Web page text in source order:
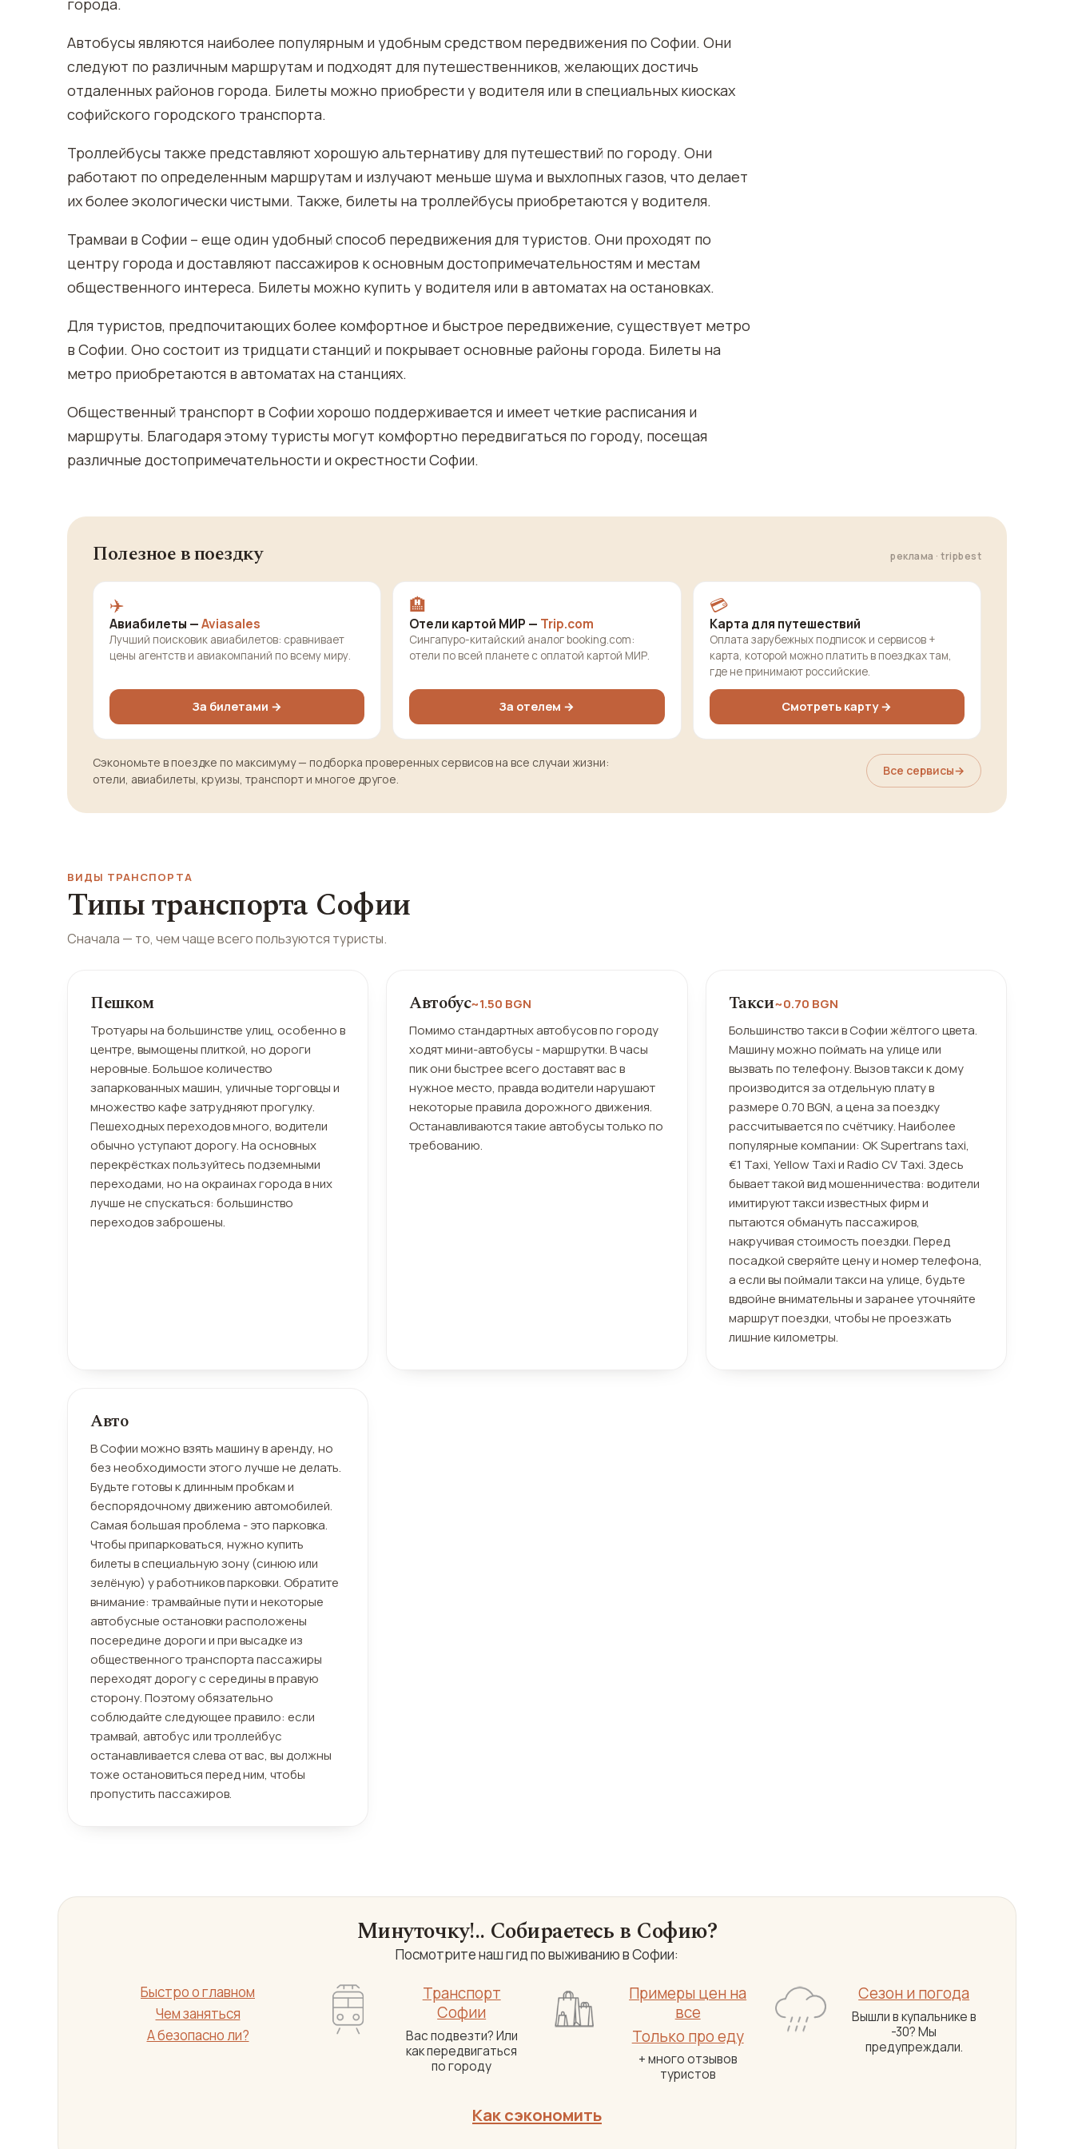
города.
Автобусы являются наиболее популярным и удобным средством передвижения по Софии. Они
следуют по различным маршрутам и подходят для путешественников, желающих достичь
отдаленных районов города. Билеты можно приобрести у водителя или в специальных киосках
софийского городского транспорта.
Троллейбусы также представляют хорошую альтернативу для путешествий по городу. Они
работают по определенным маршрутам и излучают меньше шума и выхлопных газов, что делает
их более экологически чистыми. Также, билеты на троллейбусы приобретаются у водителя.
Трамваи в Софии – еще один удобный способ передвижения для туристов. Они проходят по
центру города и доставляют пассажиров к основным достопримечательностям и местам
общественного интереса. Билеты можно купить у водителя или в автоматах на остановках.
Для туристов, предпочитающих более комфортное и быстрое передвижение, существует метро
в Софии. Оно состоит из тридцати станций и покрывает основные районы города. Билеты на
метро приобретаются в автоматах на станциях.
Общественный транспорт в Софии хорошо поддерживается и имеет четкие расписания и
маршруты. Благодаря этому туристы могут комфортно передвигаться по городу, посещая
различные достопримечательности и окрестности Софии.
Полезное в поездку реклама · tripbest
✈️
Авиабилеты —Aviasales
Лучший поисковик авиабилетов: сравнивает
цены агентств и авиакомпаний по всему миру.
За билетами →
🏨
Отели картой МИР — Trip.com
Сингапуро-китайский аналог booking.com:
отели по всей планете с оплатой картой МИР.
За отелем →
💳
Карта для путешествий
Оплата зарубежных подписок и сервисов +
карта, которой можно платить в поездках там,
где не принимают российские.
Смотреть карту →
Сэкономьте в поездке по максимуму — подборка проверенных сервисов на все случаи жизни:
отели, авиабилеты, круизы, транспорт и многое другое.
Все сервисы→
ВИДЫ ТРАНСПОРТА
Типы транспорта Софии
Сначала — то, чем чаще всего пользуются туристы.
Пешком
Тротуары на большинстве улиц, особенно в
центре, вымощены плиткой, но дороги
неровные. Большое количество
запаркованных машин, уличные торговцы и
множество кафе затрудняют прогулку.
Пешеходных переходов много, водители
обычно уступают дорогу. На основных
перекрёстках пользуйтесь подземными
переходами, но на окраинах города в них
лучше не спускаться: большинство
переходов заброшены.
Автобус~1.50 BGN
Помимо стандартных автобусов по городу
ходят мини-автобусы - маршрутки. В часы
пик они быстрее всего доставят вас в
нужное место, правда водители нарушают
некоторые правила дорожного движения.
Останавливаются такие автобусы только по
требованию.
Такси~0.70 BGN
Большинство такси в Софии жёлтого цвета.
Машину можно поймать на улице или
вызвать по телефону. Вызов такси к дому
производится за отдельную плату в
размере 0.70 BGN, а цена за поездку
рассчитывается по счётчику. Наиболее
популярные компании: OK Supertrans taxi,
€1 Taxi, Yellow Taxi и Radio CV Taxi. Здесь
бывает такой вид мошенничества: водители
имитируют такси известных фирм и
пытаются обмануть пассажиров,
накручивая стоимость поездки. Перед
посадкой сверяйте цену и номер телефона,
а если вы поймали такси на улице, будьте
вдвойне внимательны и заранее уточняйте
маршрут поездки, чтобы не проезжать
лишние километры.
Авто
В Софии можно взять машину в аренду, но
без необходимости этого лучше не делать.
Будьте готовы к длинным пробкам и
беспорядочному движению автомобилей.
Самая большая проблема - это парковка.
Чтобы припарковаться, нужно купить
билеты в специальную зону (синюю или
зелёную) у работников парковки. Обратите
внимание: трамвайные пути и некоторые
автобусные остановки расположены
посередине дороги и при высадке из
общественного транспорта пассажиры
переходят дорогу с середины в правую
сторону. Поэтому обязательно
соблюдайте следующее правило: если
трамвай, автобус или троллейбус
останавливается слева от вас, вы должны
тоже остановиться перед ним, чтобы
пропустить пассажиров.
Минуточку!.. Собираетесь в Софию?
Посмотрите наш гид по выживанию в Софии:
Быстро о главном
Чем заняться
А безопасно ли?
Транспорт
Софии
Вас подвезти? Или
как передвигаться
по городу
Примеры цен на
все
Только про еду
+ много отзывов
туристов
Сезон и погода
Вышли в купальнике в
-30? Мы
предупреждали.
Как сэкономить